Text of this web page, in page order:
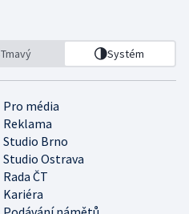
Tmavý Systém
Pro média
Reklama
Studio Brno
Studio Ostrava
Rada ČT
Kariéra